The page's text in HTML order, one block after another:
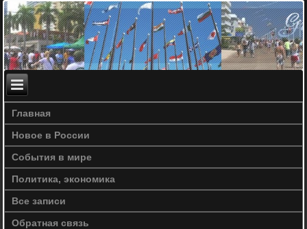
Главная
Новое в России
События в мире
Политика, экономика
Все записи
Обратная связь